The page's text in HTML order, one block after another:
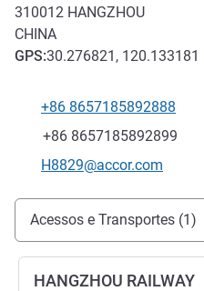
310012 HANGZHOU
CHINA
GPS:30.276821, 120.133181
Telefone
+86 8657185892888
Fax
+86 8657185892899
E-mail de contacto
H8829@accor.com
Acesso e transporte
Acessos e Transportes (1)
HANGZHOU RAILWAY